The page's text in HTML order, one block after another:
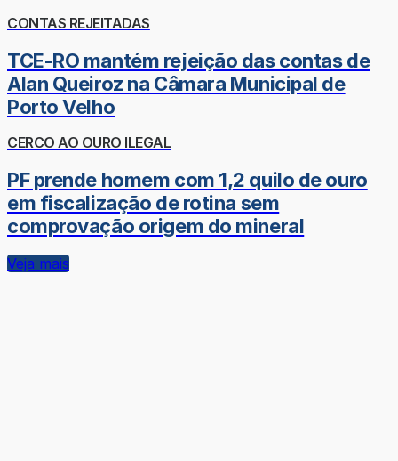
CONTAS REJEITADAS
TCE-RO mantém rejeição das contas de
Alan Queiroz na Câmara Municipal de
Porto Velho
CERCO AO OURO ILEGAL
PF prende homem com 1,2 quilo de ouro
em fiscalização de rotina sem
comprovação origem do mineral
Veja mais